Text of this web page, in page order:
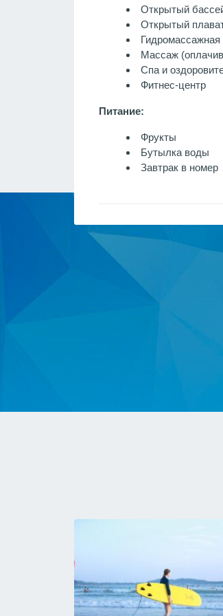
Открытый
Открытый
Массаж
Спа и
Фитнес-центр
Питание:
Фрукты
Бутылка воды
Завтрак в номер